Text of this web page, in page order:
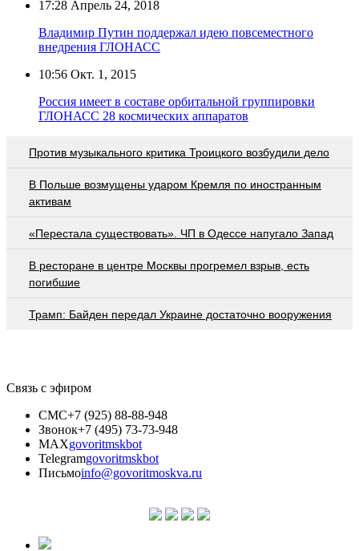
17:28 Апрель 24, 2018
Владимир Путин поддержал идею повсеместного
внедрения ГЛОНАСС
10:56 Окт. 1, 2015
Россия имеет в составе орбитальной группировки
ГЛОНАСС 28 космических аппаратов
Против музыкального критика Троицкого возбудили дело
В Польше возмущены ударом Кремля по иностранным
активам
«Перестала существовать». ЧП в Одессе напугало Запад
В ресторане в центре Москвы прогремел взрыв, есть
погибшие
Трамп: Байден передал Украине достаточно вооружения
Связь с эфиром
СМС+7 (925) 88-88-948
Звонок+7 (495) 73-73-948
MAXgovoritmskbot
Telegramgovoritmskbot
Письмоinfo@govoritmoskva.ru